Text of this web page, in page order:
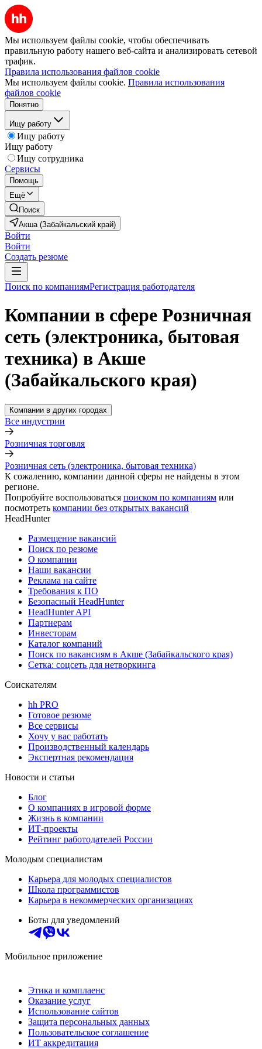
Мы используем файлы cookie, чтобы обеспечивать
правильную работу нашего веб-сайта и анализировать сетевой
трафик.
Правила использования файлов cookie
Мы используем файлы cookie. Правила использования
файлов cookie
Понятно
Ищу работу
Ищу работу
Ищу работу
Ищу сотрудника
Сервисы
Помощь
Ещё
Поиск
Акша (Забайкальский край)
Войти
Войти
Создать резюме
Поиск по компаниямРегистрация работодателя
Компании в сфере Розничная
сеть (электроника, бытовая
техника) в Акше
(Забайкальского края)
Компании в других городах
Все индустрии
Розничная торговля
Розничная сеть (электроника, бытовая техника)
К сожалению, компании данной сферы не найдены в этом
регионе.
Попробуйте воспользоваться поиском по компаниям или
посмотреть компании без открытых вакансий
HeadHunter
Размещение вакансий
Поиск по резюме
О компании
Наши вакансии
Реклама на сайте
Требования к ПО
Безопасный HeadHunter
HeadHunter API
Партнерам
Инвесторам
Каталог компаний
Поиск по вакансиям в Акше (Забайкальского края)
Сетка: соцсеть для нетворкинга
Соискателям
hh PRO
Готовое резюме
Все сервисы
Хочу у вас работать
Производственный календарь
Экспертная рекомендация
Новости и статьи
Блог
О компаниях в игровой форме
Жизнь в компании
ИТ-проекты
Рейтинг работодателей России
Молодым специалистам
Карьера для молодых специалистов
Школа программистов
Карьера в некоммерческих организациях
Боты для уведомлений
Мобильное приложение
Этика и комплаенс
Оказание услуг
Использование сайтов
Защита персональных данных
Пользовательское соглашение
ИТ аккредитация